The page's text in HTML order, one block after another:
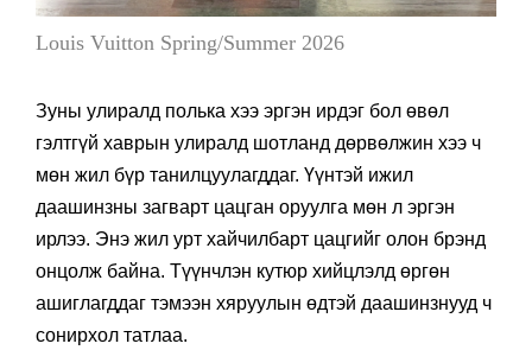
Louis Vuitton Spring/Summer 2026
Зуны улиралд полька хээ эргэн ирдэг бол өвөл
гэлтгүй хаврын улиралд шотланд дөрвөлжин хээ ч
мөн жил бүр танилцуулагддаг. Үүнтэй ижил
даашинзны загварт цацган оруулга мөн л эргэн
ирлээ. Энэ жил урт хайчилбарт цацгийг олон брэнд
онцолж байна. Түүнчлэн кутюр хийцлэлд өргөн
ашиглагддаг тэмээн хяруулын өдтэй даашинзнууд ч
сонирхол татлаа.